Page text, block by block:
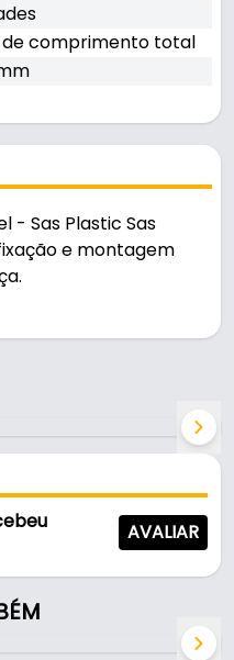
de comprimento total
- Sas Plastic Sas
e montagem
com
é resistente e
17,7 x 10 mm.
AVALIAR